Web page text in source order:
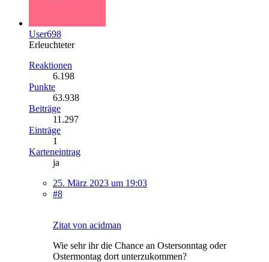
User698
Erleuchteter
Reaktionen
6.198
Punkte
63.938
Beiträge
11.297
Einträge
1
Karteneintrag
ja
25. März 2023 um 19:03
#8
Zitat von acidman
Wie sehr ihr die Chance an Ostersonntag oder
Ostermontag dort unterzukommen?